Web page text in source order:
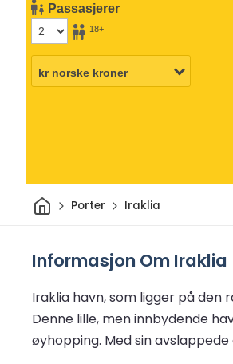
Passasjerer
18+
HjemPorter Iraklia
Informasjon Om Iraklia
Iraklia havn, som ligger på den
Denne lille, men innbydende
øyhopping. Med sin